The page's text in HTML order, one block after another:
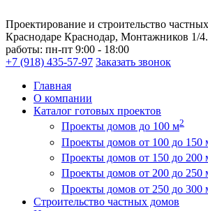
Проектирование и строительство
Краснодаре Краснодар, Монтажников 1/
работы: пн-пт 9:00 - 18:00
+7 (918) 435-57-97 Заказать звонок
Главная
О компании
Каталог готовых проектов
Проекты домов до 100 м2
Проекты домов от 100 до 150
Проекты домов от 150 до 200
Проекты домов от 200 до 250
Проекты домов от 250 до 300
Строительство частных домов